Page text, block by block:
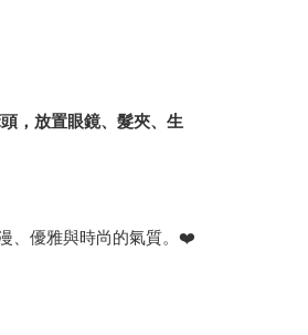
，放置眼鏡、髮夾、生
、優雅與時尚的氣質。❤️